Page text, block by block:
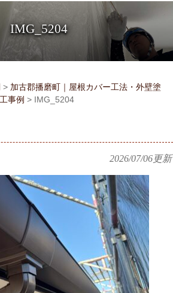
IMG_5204
> 加古郡播磨町｜屋根カバー工法・外壁塗
事例 > IMG_5204
2026/07/06更新